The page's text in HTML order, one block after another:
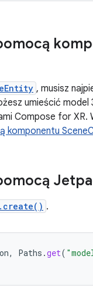
, musisz
umieścić model
Compose for
komponentu
.
, Paths .get(